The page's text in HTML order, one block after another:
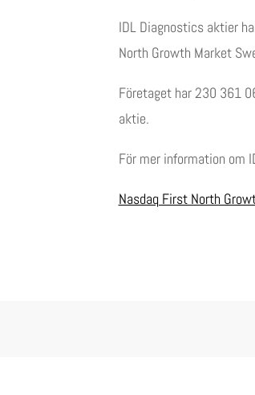
IDL Diagnostics aktier
North Growth Market
Företaget har 230 361
aktie.
För mer information om
Nasdaq First North